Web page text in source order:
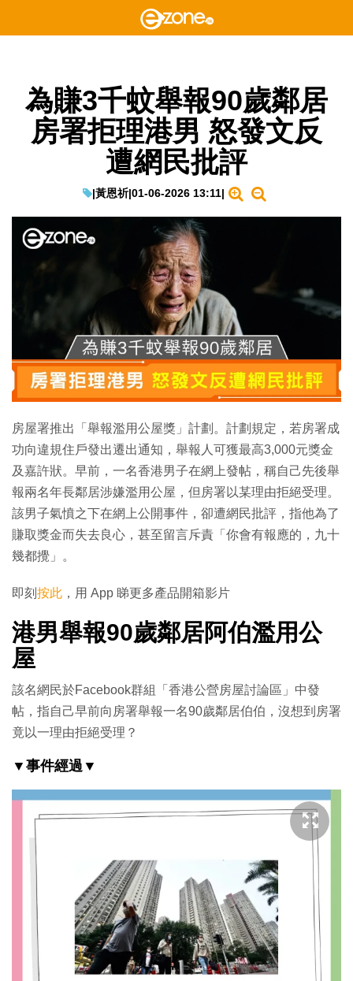
為賺3千蚊舉報90歲鄰居
房署拒理港男 怒發文反
遭網民批評
|黃恩祈|01-06-2026 13:11|
房屋署推出「舉報濫用公屋獎」計劃。計劃規定，若房署成
功向違規住戶發出遷出通知，舉報人可獲最高3,000元獎金
及嘉許狀。早前，一名香港男子在網上發帖，稱自己先後舉
報兩名年長鄰居涉嫌濫用公屋，但房署以某理由拒絕受理。
該男子氣憤之下在網上公開事件，卻遭網民批評，指他為了
賺取獎金而失去良心，甚至留言斥責「你會有報應的，九十
幾都攪」。
即刻 按此 ，用 App 睇更多產品開箱影片
港男舉報90歲鄰居阿伯濫用公
屋
該名網民於Facebook群組「香港公營房屋討論區」中發
帖，指自己早前向房署舉報一名90歲鄰居伯伯，沒想到房署
竟以一理由拒絕受理？
▼事件經過▼